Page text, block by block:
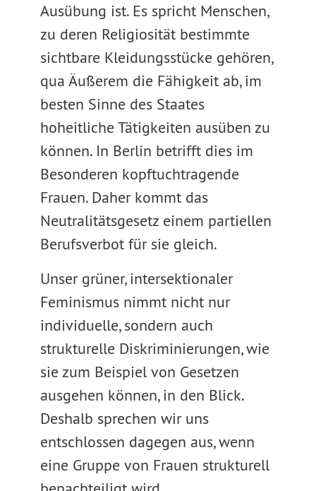
Ausübung ist. Es spricht Menschen,
zu deren Religiosität bestimmte
sichtbare Kleidungsstücke gehören,
qua Äußerem die Fähigkeit ab, im
besten Sinne des Staates
hoheitliche Tätigkeiten ausüben zu
können. In Berlin betrifft dies im
Besonderen kopftuchtragende
Frauen. Daher kommt das
Neutralitätsgesetz einem partiellen
Berufsverbot für sie gleich.
Unser grüner, intersektionaler
Feminismus nimmt nicht nur
individuelle, sondern auch
strukturelle Diskriminierungen, wie
sie zum Beispiel von Gesetzen
ausgehen können, in den Blick.
Deshalb sprechen wir uns
entschlossen dagegen aus, wenn
eine Gruppe von Frauen strukturell